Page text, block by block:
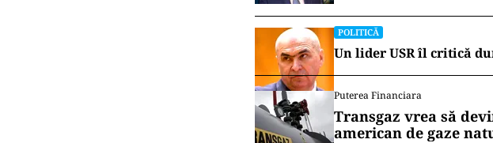
POLITICĂ
Un lider USR îl critică
Puterea Financiara
Transgaz vrea să
american de gaze